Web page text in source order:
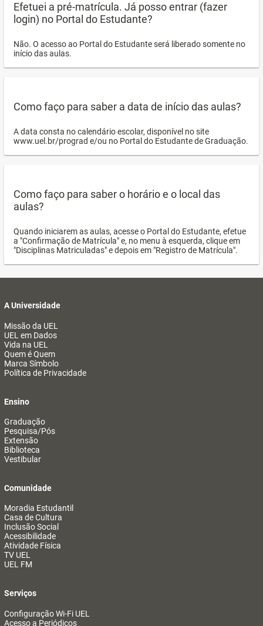
Efetuei a pré-matrícula. Já posso entrar (fazer
login) no Portal do Estudante?
Não. O acesso ao Portal do Estudante será liberado somente no
início das aulas.
Como faço para saber a data de início das aulas?
A data consta no calendário escolar, disponível no site
www.uel.br/prograd e/ou no Portal do Estudante de Graduação.
Como faço para saber o horário e o local das
aulas?
Quando iniciarem as aulas, acesse o Portal do Estudante, efetue
a "Confirmação de Matrícula" e, no menu à esquerda, clique em
"Disciplinas Matriculadas" e depois em "Registro de Matrícula".
A Universidade
Missão da UEL
UEL em Dados
Vida na UEL
Quem é Quem
Marca Símbolo
Política de Privacidade
Ensino
Graduação
Pesquisa/Pós
Extensão
Biblioteca
Vestibular
Comunidade
Moradia Estudantil
Casa de Cultura
Inclusão Social
Acessibilidade
Atividade Física
TV UEL
UEL FM
Serviços
Configuração Wi-Fi UEL
Acesso a Periódicos